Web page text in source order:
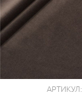
АРТИКУЛ: